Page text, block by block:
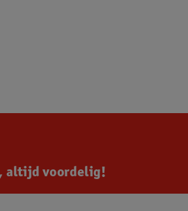
altijd voordelig!